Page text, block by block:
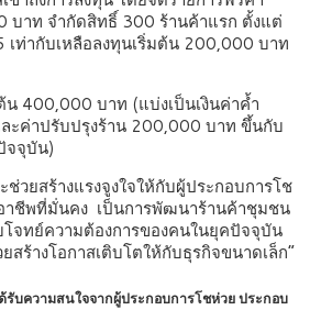
บาท จำกัดสิทธิ์ 300 ร้านค้าแรก ตั้งแต่
ท่ากับเหลือลงทุนเริ่มต้น 200,000 บาท
น 400,000 บาท (แบ่งเป็นเงินค่าค้ำ
ะค่าปรับปรุงร้าน 200,000 บาท ขึ้นกับ
จจุบัน)
วยสร้างแรงจูงใจให้กับผู้ประกอบการโช
าชีพที่มั่นคง เป็นการพัฒนาร้านค้าชุมชน
จทย์ความต้องการของคนในยุคปัจจุบัน
สร้างโอกาสเติบโตให้กับธุรกิจขนาดเล็ก”
บความสนใจจากผู้ประกอบการโชห่วย ประกอบ